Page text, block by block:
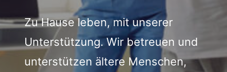
Zu Hause leben, mit unserer
Unterstützung. Wir betreuen und
unterstützen ältere Menschen,